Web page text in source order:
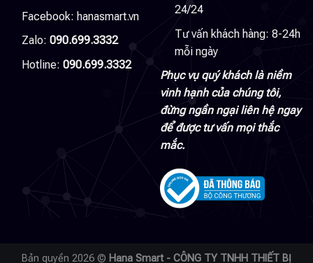
Facebook: hanasmart.vn
Zalo: 090.699.3332
Hotline: 090.699.3332
24/24
Tư vấn khách hàng: 8-24h
mỗi ngày
Phục vụ quý khách là niềm
vinh hạnh của chúng tôi,
đừng ngần ngại liên hệ ngay
để được tư vấn mọi thắc
mắc.
Bản quyền 2026 © Hana Smart - CÔNG TY TNHH THIẾT BỊ